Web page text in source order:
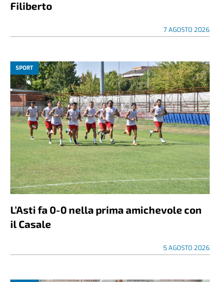
Filiberto
7 AGOSTO 2026
SPORT
L’Asti fa 0-0 nella prima amichevole con
il Casale
5 AGOSTO 2026